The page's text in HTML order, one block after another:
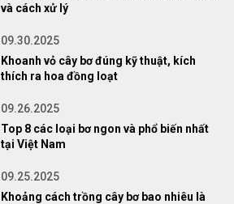
và cách xử lý
09.30.2025
Khoanh vỏ cây bơ đúng kỹ thuật, kích
thích ra hoa đồng loạt
09.26.2025
Top 8 các loại bơ ngon và phổ biến nhất
tại Việt Nam
09.25.2025
Khoảng cách trồng cây bơ bao nhiêu là